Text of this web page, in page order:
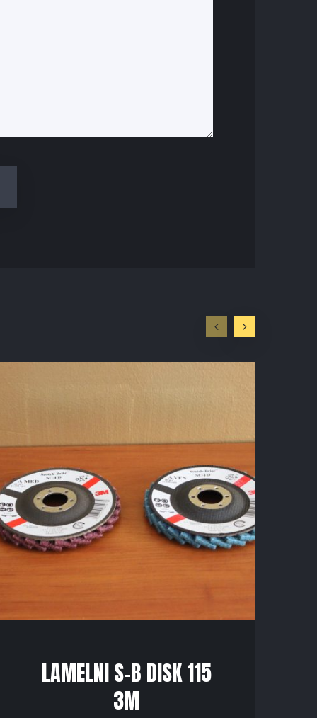
LAMELNI S-B DISK 115
3M